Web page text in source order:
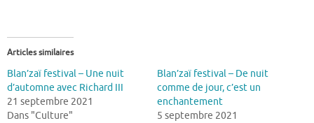
Articles similaires
Blan’zaï festival – Une nuit
d’automne avec Richard III
21 septembre 2021
Dans "Culture"
Blan’zaï festival – De nuit
comme de jour, c’est un
enchantement
5 septembre 2021